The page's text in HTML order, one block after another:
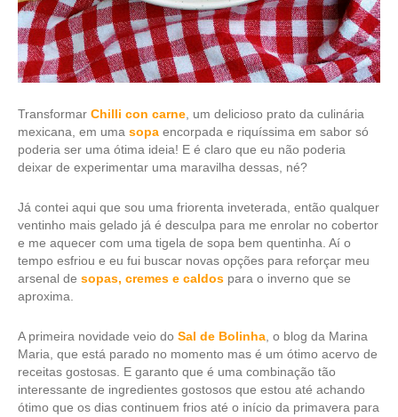
Transformar Chilli con carne, um delicioso prato da culinária
mexicana, em uma sopa encorpada e riquíssima em sabor só
poderia ser uma ótima ideia! E é claro que eu não poderia
deixar de experimentar uma maravilha dessas, né?
Já contei aqui que sou uma friorenta inveterada, então qualquer
ventinho mais gelado já é desculpa para me enrolar no cobertor
e me aquecer com uma tigela de sopa bem quentinha. Aí o
tempo esfriou e eu fui buscar novas opções para reforçar meu
arsenal de sopas, cremes e caldos para o inverno que se
aproxima.
A primeira novidade veio do Sal de Bolinha, o blog da Marina
Maria, que está parado no momento mas é um ótimo acervo de
receitas gostosas. E garanto que é uma combinação tão
interessante de ingredientes gostosos que estou até achando
ótimo que os dias continuem frios até o início da primavera para